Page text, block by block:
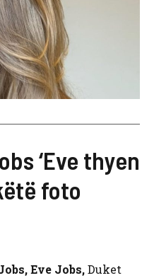
‘Eve thyen
foto
Eve Jobs,Duket